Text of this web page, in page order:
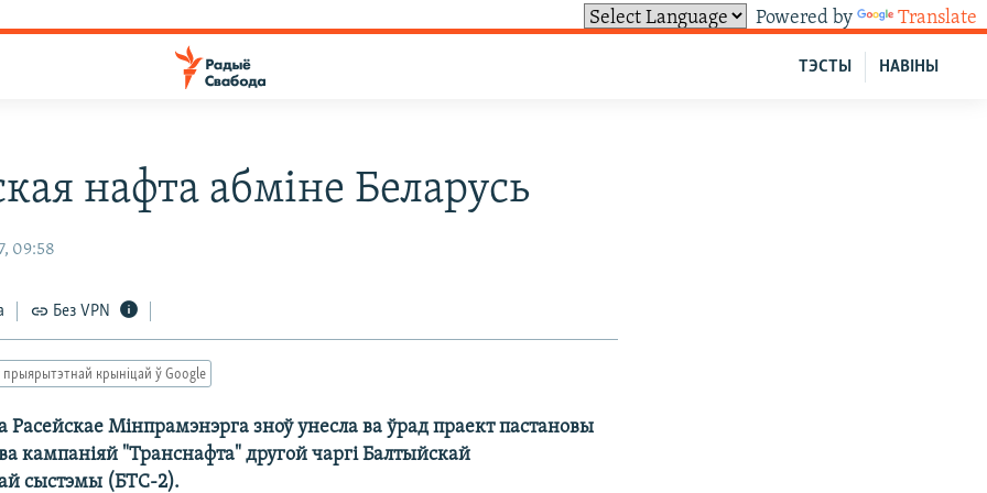
Powered by Translate
НАВІНЫ
ТЭСТЫ
нафта абміне Беларусь
09:58
Без VPN
прыярытэтнай крыніцай ў Google
Расейскае Мінпрамэнэрга зноў унесла ва ўрад праект пастановы
кампаніяй "Транснафта" другой чаргі Балтыйскай
сыстэмы (БТС-2).